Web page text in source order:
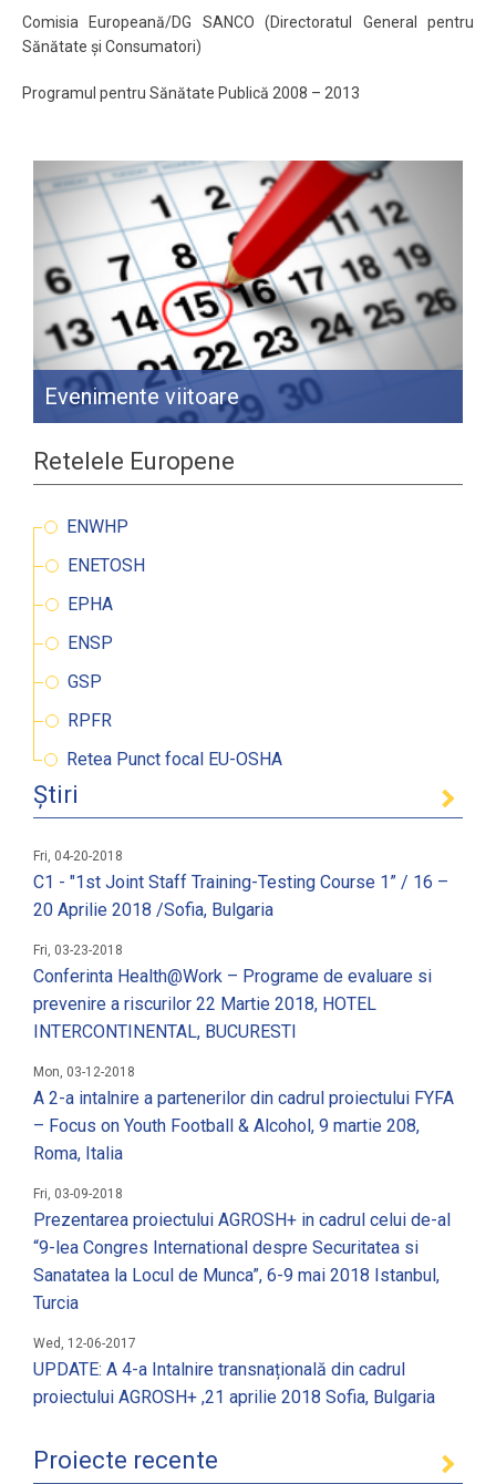
Comisia Europeană/DG SANCO (Directoratul General pentru
Sănătate și Consumatori)
Programul pentru Sănătate Publică 2008 – 2013
Evenimente viitoare
Retelele Europene
ENWHP
ENETOSH
EPHA
ENSP
GSP
RPFR
Retea Punct focal EU-OSHA
Știri
Fri, 04-20-2018
C1 - "1st Joint Staff Training-Testing Course 1” / 16 –
20 Aprilie 2018 /Sofia, Bulgaria
Fri, 03-23-2018
Conferinta Health@Work – Programe de evaluare si
prevenire a riscurilor 22 Martie 2018, HOTEL
INTERCONTINENTAL, BUCURESTI
Mon, 03-12-2018
A 2-a intalnire a partenerilor din cadrul proiectului FYFA
– Focus on Youth Football & Alcohol, 9 martie 208,
Roma, Italia
Fri, 03-09-2018
Prezentarea proiectului AGROSH+ in cadrul celui de-al
“9-lea Congres International despre Securitatea si
Sanatatea la Locul de Munca”, 6-9 mai 2018 Istanbul,
Turcia
Wed, 12-06-2017
UPDATE: A 4-a Intalnire transnațională din cadrul
proiectului AGROSH+ ,21 aprilie 2018 Sofia, Bulgaria
Proiecte recente